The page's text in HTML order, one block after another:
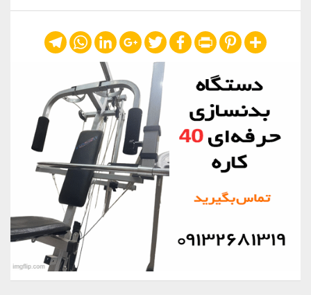
Share
Pinterest
Print
Facebook
Twitter
Google+
LinkedIn
WhatsApp
Telegram